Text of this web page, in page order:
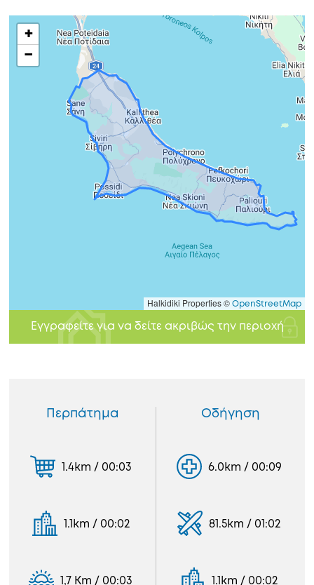
+
−
Halkidiki Properties © OpenStreetMap
Εγγραφείτε για να δείτε ακριβώς την περιοχή
Περπάτημα
1.4km / 00:03
1.1km / 00:02
1,7 Km / 00:03
Οδήγηση
6.0km / 00:09
81.5km / 01:02
1.1km / 00:02